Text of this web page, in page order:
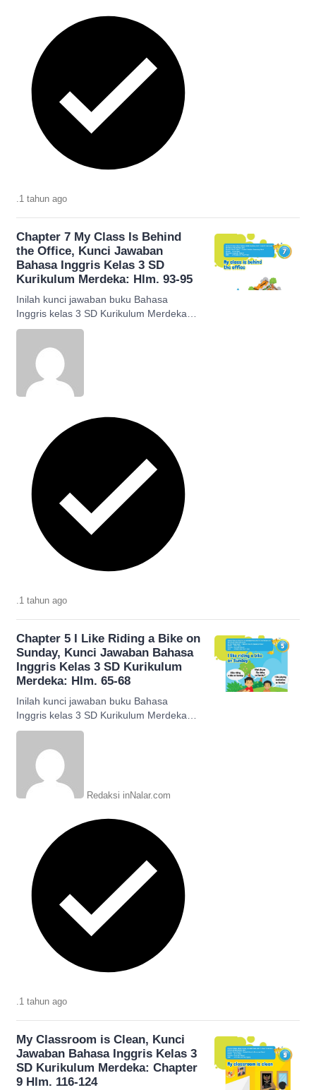
.1 tahun ago
Chapter 7 My Class Is Behind
the Office, Kunci Jawaban
Bahasa Inggris Kelas 3 SD
Kurikulum Merdeka: Hlm. 93-95
Inilah kunci jawaban buku Bahasa
Inggris kelas 3 SD Kurikulum Merdeka
chapter 7 My Class Is Behind the Office
1 tahun ago
Chapter 5 I Like Riding a Bike on
Sunday, Kunci Jawaban Bahasa
Inggris Kelas 3 SD Kurikulum
Merdeka: Hlm. 65-68
Inilah kunci jawaban buku Bahasa
Inggris kelas 3 SD Kurikulum Merdeka
Chapter 5 I Like Riding a Bike on Sunday
Redaksi inNalar.com
.1 tahun ago
My Classroom is Clean, Kunci
Jawaban Bahasa Inggris Kelas 3
SD Kurikulum Merdeka: Chapter
9 Hlm. 116-124